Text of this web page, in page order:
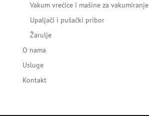
Vakum vrećice i mašine za vakumiranje
Upaljači i pušački pribor
Žarulje
O nama
Usluge
Kontakt